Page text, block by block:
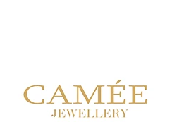
NAJÍT?